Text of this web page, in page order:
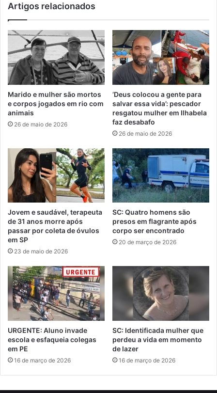
Artigos relacionados
Marido e mulher são mortos
e corpos jogados em rio com
animais
26 de maio de 2026
‘Deus colocou a gente para
salvar essa vida’: pescador
resgatou mulher em Ilhabela
faz desabafo
26 de maio de 2026
Jovem e saudável, terapeuta
de 31 anos morre após
passar por coleta de óvulos
em SP
23 de maio de 2026
SC: Quatro homens são
presos em flagrante após
corpo ser encontrado
20 de março de 2026
URGENTE: Aluno invade
escola e esfaqueia colegas
em PE
16 de março de 2026
SC: Identificada mulher que
perdeu a vida em momento
de lazer
16 de março de 2026